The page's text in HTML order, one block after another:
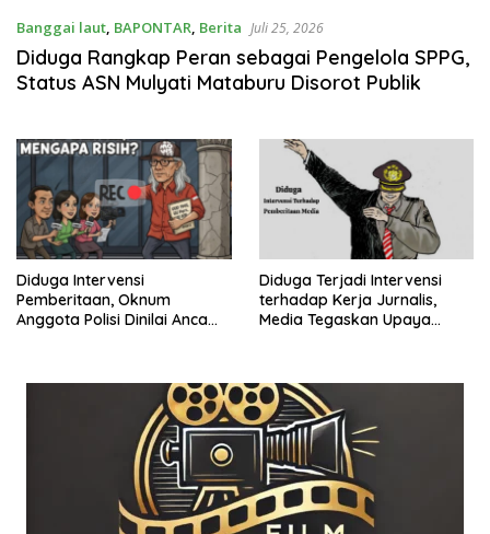
Banggai laut, BAPONTAR, Berita Juli 25, 2026
Diduga Rangkap Peran sebagai Pengelola SPPG,
Status ASN Mulyati Mataburu Disorot Publik
Diduga Intervensi
Pemberitaan, Oknum
Anggota Polisi Dinilai Ancam
Diduga Terjadi Intervensi
terhadap Kerja Jurnalis,
Media Tegaskan Upaya